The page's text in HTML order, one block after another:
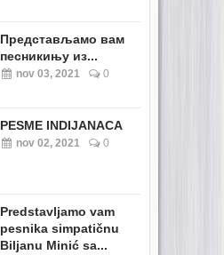
Представљамо вам
песникињу из...
nov 03, 2021 0
PESME INDIJANACA
nov 02, 2021 0
Predstavljamo vam
pesnika simpatičnu
Biljanu Minić sa...